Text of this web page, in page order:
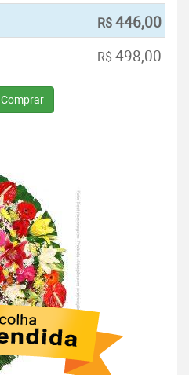
R$446,00
R$ 498,00
Comprar